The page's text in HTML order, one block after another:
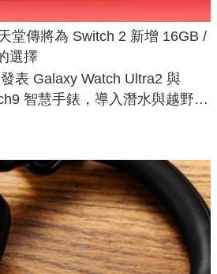
堂傳將為 Switch 2 新增 16GB /
選擇
表 Galaxy Watch Ultra2 與
智慧手錶，導入潛水與越野跑